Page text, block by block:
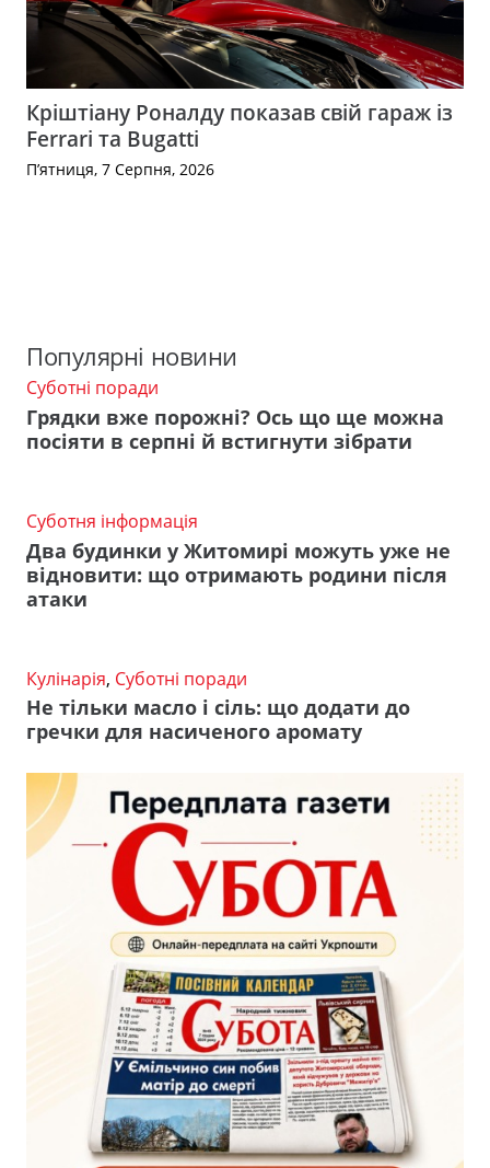
Кріштіану Роналду показав свій гараж із
Ferrari та Bugatti
П’ятниця, 7 Серпня, 2026
Популярні новини
Суботні поради
Грядки вже порожні? Ось що ще можна
посіяти в серпні й встигнути зібрати
Суботня інформація
Два будинки у Житомирі можуть уже не
відновити: що отримають родини після
атаки
Кулінарія, Суботні поради
Не тільки масло і сіль: що додати до
гречки для насиченого аромату